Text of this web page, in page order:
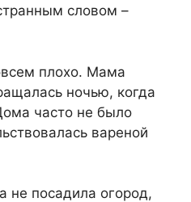
словом –
плохо. Мама
ночью, когда
часто не было
вареной
не посадила огород,